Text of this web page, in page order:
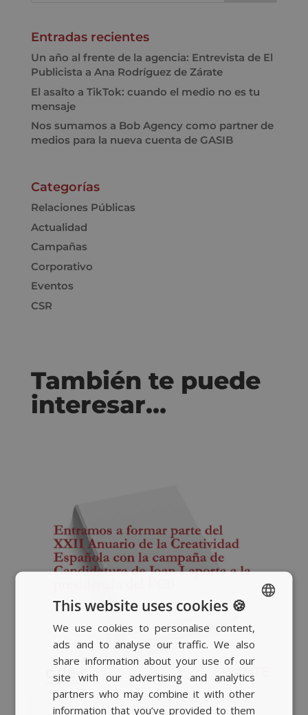
Entradas recientes
Un año al frente de la agencia: Entrevista de El
Publicista a Ana Rodríguez de Zárate
El asalto a TikTok: cuando el medio no es tu
mensaje
Nos sumamos a Bob Agency como partner de
medios para la nueva cuenta de GASIB
Categorías
Relaciones Públicas
Actualidad
Campañas
Corporativo
Eventos
CSR
También te puede
interesar…
SPANISH
BASQUE
CATALAN
ENGLISH
This website uses cookies 🍪
We use cookies to personalise content,
ads and to analyse our traffic. We also
share information about your use of our
site with our advertising and analytics
partners who may combine it with other
information that you’ve provided to them